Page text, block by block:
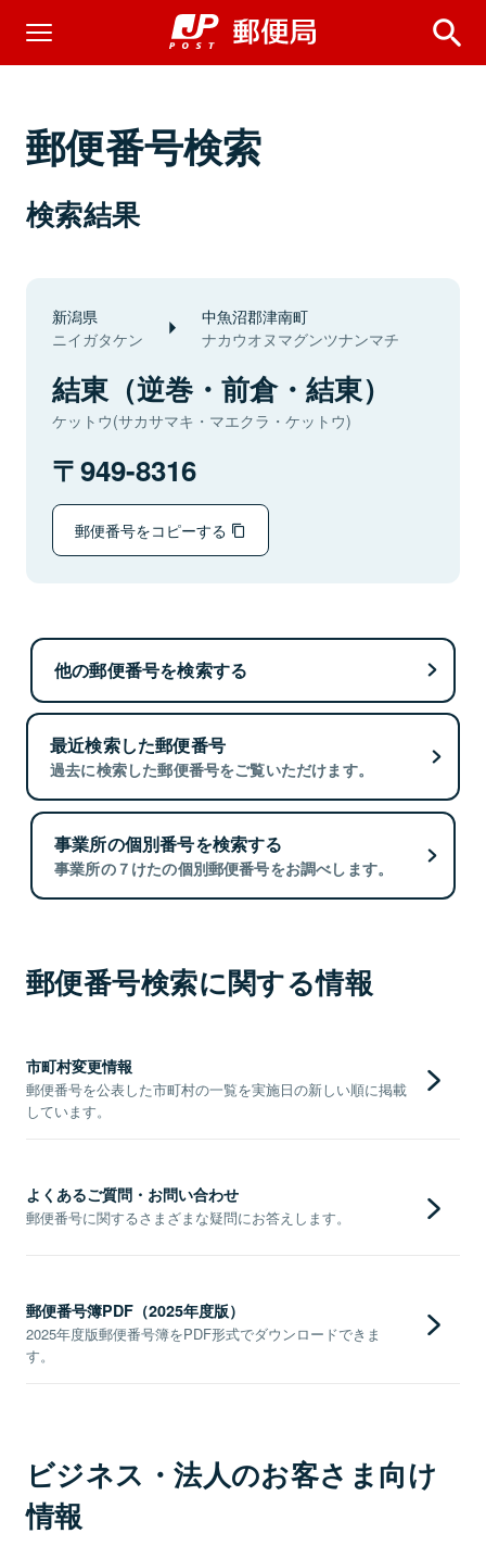
郵便番号検索
検索結果
新潟県
ニイガタケン
中魚沼郡津南町
ナカウオヌマグンツナンマチ
結東（逆巻・前倉・結東）
ケットウ(サカサマキ・マエクラ・ケットウ)
949-8316
郵便番号をコピーする
他の郵便番号を検索する
最近検索した郵便番号
過去に検索した郵便番号をご覧いただけます。
事業所の個別番号を検索する
事業所の７けたの個別郵便番号をお調べします。
郵便番号検索に関する情報
市町村変更情報
郵便番号を公表した市町村の一覧を実施日の新しい順に掲載
しています。
よくあるご質問・お問い合わせ
郵便番号に関するさまざまな疑問にお答えします。
郵便番号簿PDF（2025年度版）
2025年度版郵便番号簿をPDF形式でダウンロードできま
す。
ビジネス・法人のお客さま向け
情報